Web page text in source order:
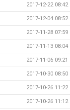
2017-12-22 08:42
2017-12-04 08:52
2017-11-28 07:59
2017-11-13 08:04
2017-11-06 09:21
2017-10-30 08:50
2017-10-26 11:22
2017-10-26 11:12